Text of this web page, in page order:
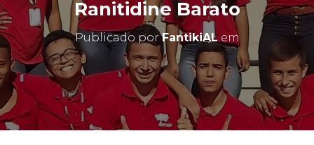
E
G
O
Ranitidine Barato
Publicado porFantikiALem